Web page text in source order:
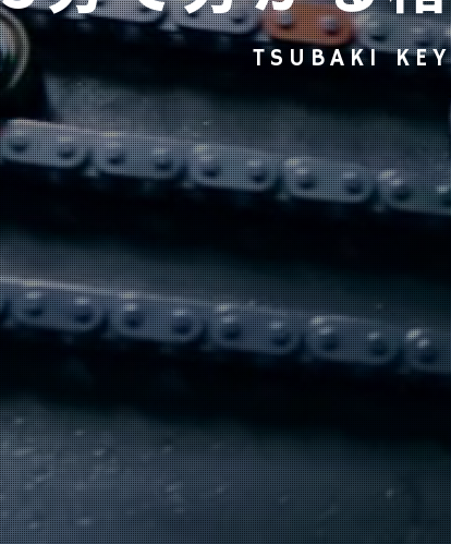
TSUBAKI